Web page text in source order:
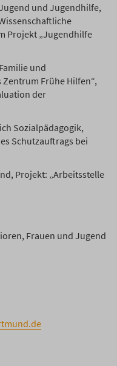
und Jugendhilfe,
Projekt „Jugendhilfe
und
Frühe Hilfen“,
der
Sozialpädagogik,
Schutzauftrags bei
Projekt: „Arbeitsstelle
Frauen und Jugend